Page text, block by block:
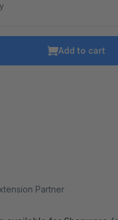
Add to cart
Partner